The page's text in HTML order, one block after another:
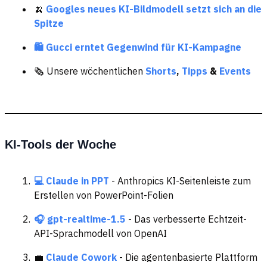
🍌 Googles neues KI-Bildmodell setzt sich an die
Spitze
🛍️ Gucci erntet Gegenwind für KI-Kampagne
🗞️ Unsere wöchentlichen Shorts, Tipps & Events
KI-Tools der Woche
💻 Claude in PPT - Anthropics KI-Seitenleiste zum
Erstellen von PowerPoint-Folien
🎧 gpt-realtime-1.5 - Das verbesserte Echtzeit-
API-Sprachmodell von OpenAI
💼 Claude Cowork - Die agentenbasierte Plattform